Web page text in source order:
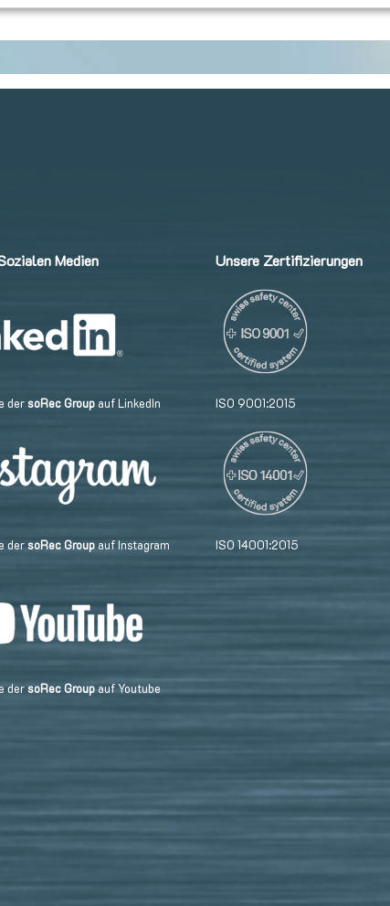
Medien
der soRec Group auf LinkedIn
der soRec Groupauf Instagram
der soRec Groupauf Youtube
Unsere Zertifizierungen
ISO 9001:2015
ISO 14001:2015